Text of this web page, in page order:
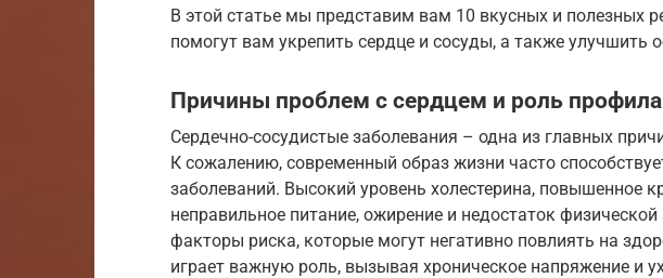
В этой статье мы представим вам 10 вкусных и полезных
помогут вам укрепить сердце и сосуды, а также улучшить
Причины проблем с сердцем и роль
Сердечно-сосудистые заболевания – одна из главных
К сожалению, современный образ жизни часто
заболеваний. Высокий уровень холестерина, повышенное
неправильное питание, ожирение и недостаток физической
факторы риска, которые могут негативно повлиять на
играет важную роль, вызывая хроническое напряжение и